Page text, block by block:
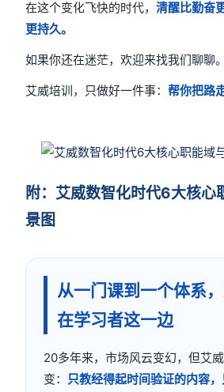
在这个变化飞快的时代，清醒比勤奋
更持久。
如果你还在迷茫，欢迎来找我们聊聊。
艾威培训，只做好一件事：帮你把路
附：艾威数智化时代6大核心
景图
从一门课到一个体系
在学习者这一边
20多年来，市场风云变幻，但艾
变： 只教经得起时间验证的内容